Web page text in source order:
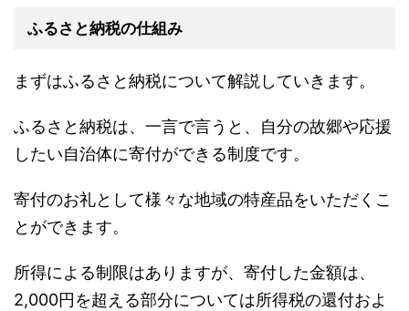
ふるさと納税の仕組み
まずはふるさと納税について解説していきます。
ふるさと納税は、一言で言うと、自分の故郷や応援
したい自治体に寄付ができる制度です。
寄付のお礼として様々な地域の特産品をいただくこ
とができます。
所得による制限はありますが、寄付した金額は、
2,000円を超える部分については所得税の還付およ